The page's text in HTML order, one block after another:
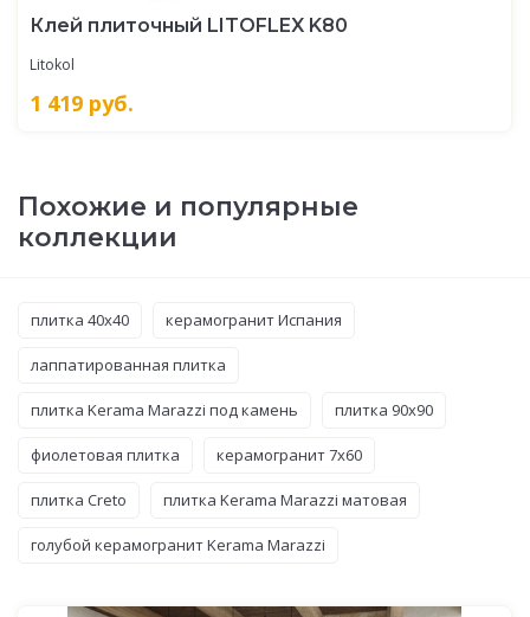
Клей плиточный LITOFLEX K80
Litokol
1 419 руб.
Похожие и популярные
коллекции
плитка 40x40 керамогранит Испания
лаппатированная плитка
плитка Kerama Marazzi под камень плитка 90x90
фиолетовая плитка керамогранит 7x60
плитка Creto плитка Kerama Marazzi матовая
голубой керамогранит Kerama Marazzi